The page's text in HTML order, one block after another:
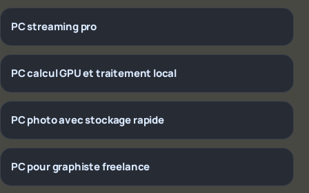
PC streaming pro
PC calcul GPU et traitement local
PC photo avec stockage rapide
PC pour graphiste freelance